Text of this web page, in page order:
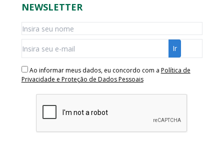
NEWSLETTER
Ao informar meus dados, eu concordo com a Política de
Privacidade e Proteção de Dados Pessoais